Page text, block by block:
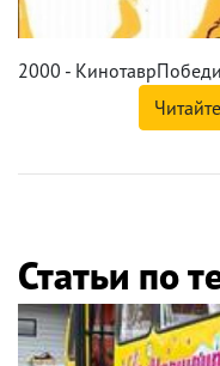
2000 -
Статьи по